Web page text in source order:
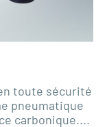
toute sécurité
pneumatique
carbonique....